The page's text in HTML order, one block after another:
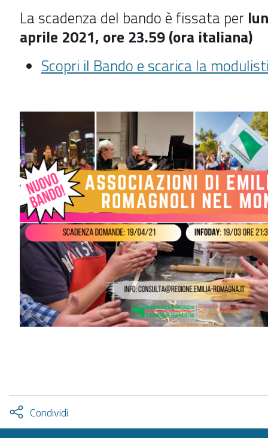
La scadenza del bando è fissata per
aprile 2021, ore 23.59 (ora italiana)
Scopri il Bando e scarica la
Condividi
facebook
twitter
Attiva
condividi